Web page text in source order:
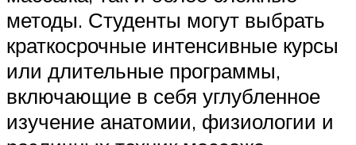
методы. Студенты могут выбрать
краткосрочные интенсивные курсы
или длительные программы,
включающие в себя углубленное
изучение анатомии, физиологии и